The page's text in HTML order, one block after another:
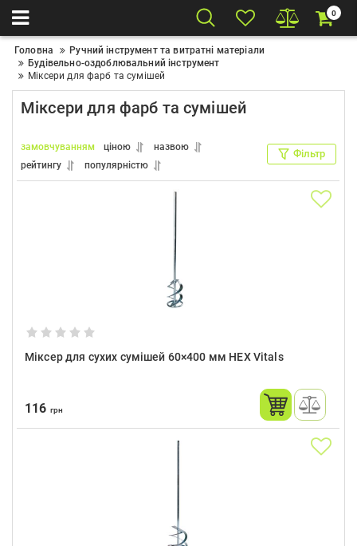
0
Головна
Ручний інструмент та витратні матеріали
Будівельно-оздоблювальний інструмент
Міксери для фарб та сумішей
Міксери для фарб та сумішей
замовчуванням ціною
назвою
рейтингу
популярністю
Фільтр
Міксер для сухих сумішей 60×400 мм HEX Vitals
116 грн